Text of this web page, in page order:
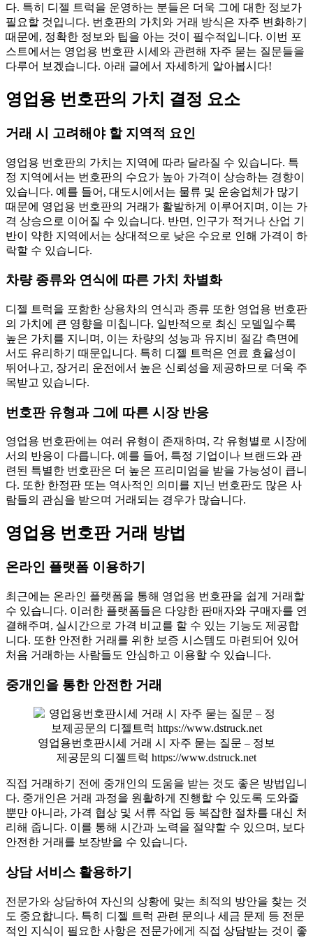
다. 특히 디젤 트럭을 운영하는 분들은 더욱 그에 대한 정보가
필요할 것입니다. 번호판의 가치와 거래 방식은 자주 변화하기
때문에, 정확한 정보와 팁을 아는 것이 필수적입니다. 이번 포
스트에서는 영업용 번호판 시세와 관련해 자주 묻는 질문들을
다루어 보겠습니다. 아래 글에서 자세하게 알아봅시다!
영업용 번호판의 가치 결정 요소
거래 시 고려해야 할 지역적 요인
영업용 번호판의 가치는 지역에 따라 달라질 수 있습니다. 특
정 지역에서는 번호판의 수요가 높아 가격이 상승하는 경향이
있습니다. 예를 들어, 대도시에서는 물류 및 운송업체가 많기
때문에 영업용 번호판의 거래가 활발하게 이루어지며, 이는 가
격 상승으로 이어질 수 있습니다. 반면, 인구가 적거나 산업 기
반이 약한 지역에서는 상대적으로 낮은 수요로 인해 가격이 하
락할 수 있습니다.
차량 종류와 연식에 따른 가치 차별화
디젤 트럭을 포함한 상용차의 연식과 종류 또한 영업용 번호판
의 가치에 큰 영향을 미칩니다. 일반적으로 최신 모델일수록
높은 가치를 지니며, 이는 차량의 성능과 유지비 절감 측면에
서도 유리하기 때문입니다. 특히 디젤 트럭은 연료 효율성이
뛰어나고, 장거리 운전에서 높은 신뢰성을 제공하므로 더욱 주
목받고 있습니다.
번호판 유형과 그에 따른 시장 반응
영업용 번호판에는 여러 유형이 존재하며, 각 유형별로 시장에
서의 반응이 다릅니다. 예를 들어, 특정 기업이나 브랜드와 관
련된 특별한 번호판은 더 높은 프리미엄을 받을 가능성이 큽니
다. 또한 한정판 또는 역사적인 의미를 지닌 번호판도 많은 사
람들의 관심을 받으며 거래되는 경우가 많습니다.
영업용 번호판 거래 방법
온라인 플랫폼 이용하기
최근에는 온라인 플랫폼을 통해 영업용 번호판을 쉽게 거래할
수 있습니다. 이러한 플랫폼들은 다양한 판매자와 구매자를 연
결해주며, 실시간으로 가격 비교를 할 수 있는 기능도 제공합
니다. 또한 안전한 거래를 위한 보증 시스템도 마련되어 있어
처음 거래하는 사람들도 안심하고 이용할 수 있습니다.
중개인을 통한 안전한 거래
영업용번호판시세 거래 시 자주 묻는 질문 – 정보
제공문의 디젤트럭 https://www.dstruck.net
직접 거래하기 전에 중개인의 도움을 받는 것도 좋은 방법입니
다. 중개인은 거래 과정을 원활하게 진행할 수 있도록 도와줄
뿐만 아니라, 가격 협상 및 서류 작업 등 복잡한 절차를 대신 처
리해 줍니다. 이를 통해 시간과 노력을 절약할 수 있으며, 보다
안전한 거래를 보장받을 수 있습니다.
상담 서비스 활용하기
전문가와 상담하여 자신의 상황에 맞는 최적의 방안을 찾는 것
도 중요합니다. 특히 디젤 트럭 관련 문의나 세금 문제 등 전문
적인 지식이 필요한 사항은 전문가에게 직접 상담받는 것이 좋